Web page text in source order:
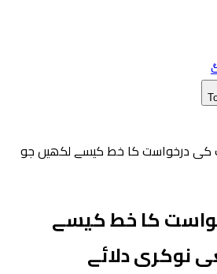
کی درخواست کا خط کیسے لکھیں جو
کا خط کیسے
نوکری دلائے